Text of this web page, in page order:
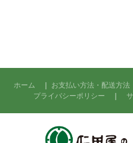
ホーム ｜ お支払い方法・配送方法
プライバシーポリシー ｜